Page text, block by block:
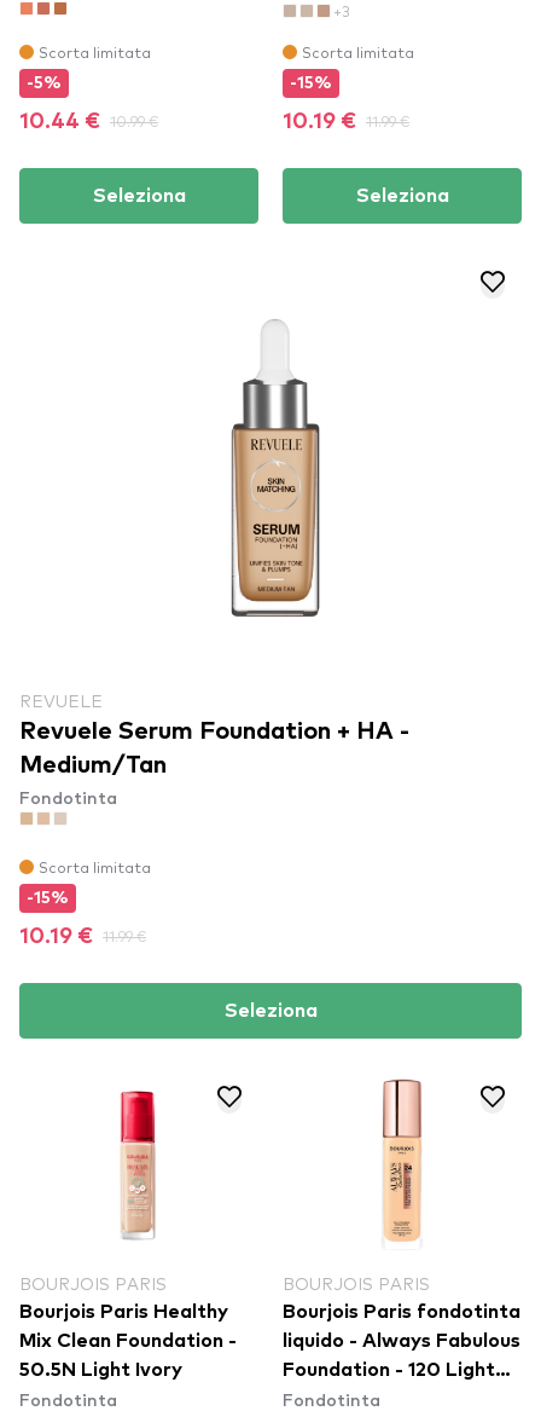
Scorta limitata
-5%
10.44 € 10.99 €
Seleziona
+3
Scorta limitata
-15%
10.19 € 11.99 €
Seleziona
REVUELE
Revuele Serum Foundation + HA -
Medium/Tan
Fondotinta
Scorta limitata
-15%
10.19 € 11.99 €
Seleziona
BOURJOIS PARIS
Bourjois Paris Healthy
Mix Clean Foundation -
50.5N Light Ivory
Fondotinta
BOURJOIS PARIS
Bourjois Paris fondotinta
liquido - Always Fabulous
Foundation - 120 Light
Ivory
Fondotinta